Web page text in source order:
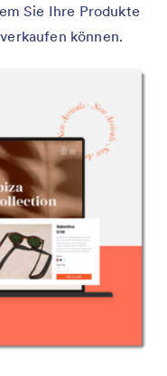
Sie Ihre Produkte
können.